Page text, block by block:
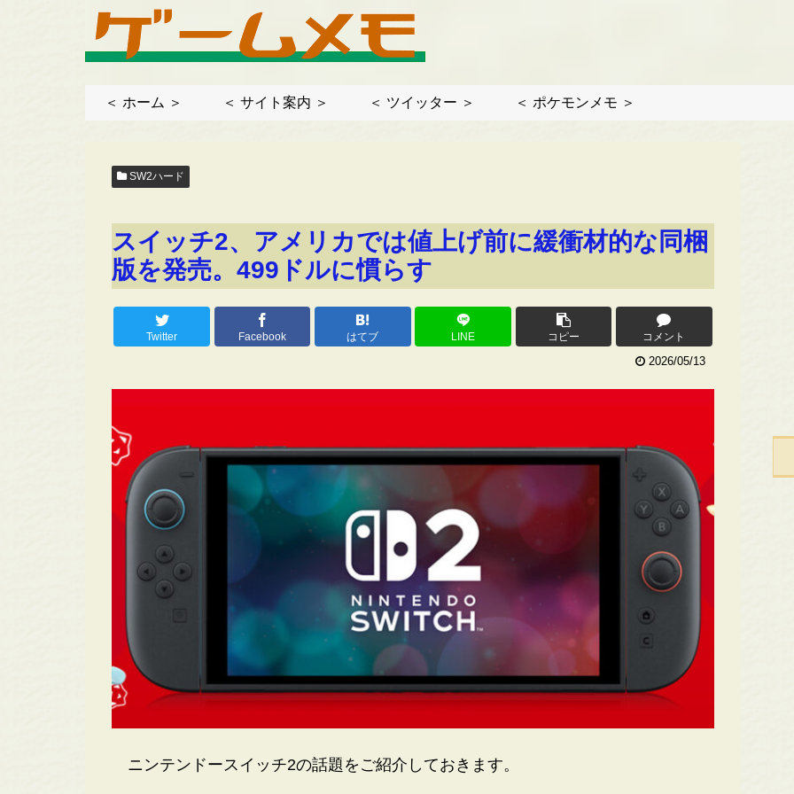
＜ ホーム ＞ ＜ サイト案内 ＞ ＜ ツイッター ＞ ＜ ポケモンメモ ＞
SW2ハード
スイッチ2、アメリカでは値上げ前に緩衝材的な同梱
版を発売。499ドルに慣らす
Twitter Facebook はてブ LINE コピー コメント
2026/05/13
ニンテンドースイッチ2の話題をご紹介しておきます。